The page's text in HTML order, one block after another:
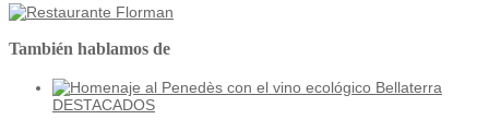
También hablamos de
DESTACADOS